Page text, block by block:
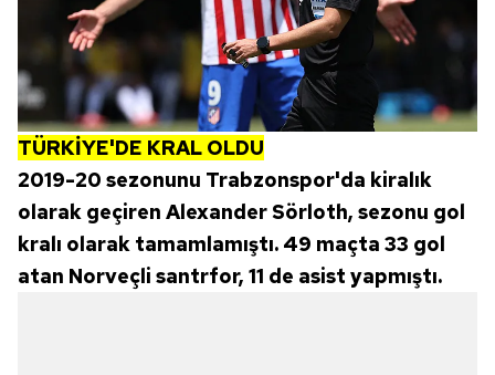
TÜRKİYE'DE KRAL OLDU
2019-20 sezonunu Trabzonspor'da kiralık
olarak geçiren Alexander Sörloth, sezonu gol
kralı olarak tamamlamıştı. 49 maçta 33 gol
atan Norveçli santrfor, 11 de asist yapmıştı.